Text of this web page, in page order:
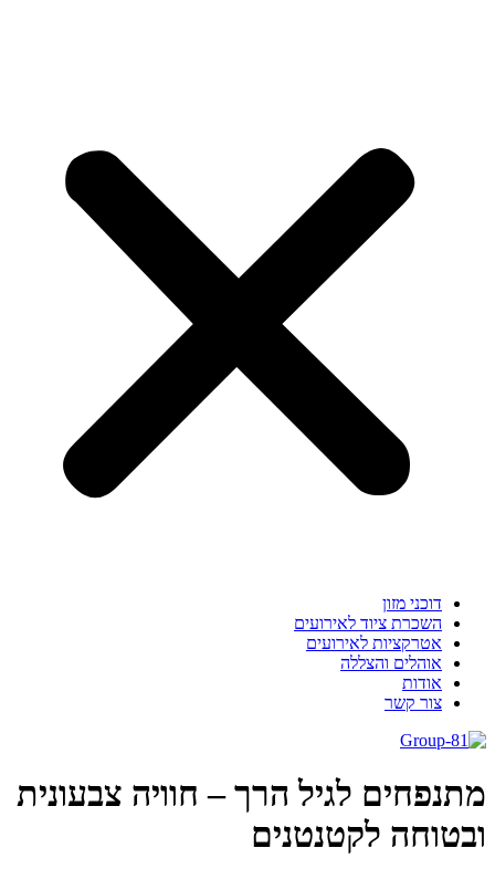
דוכני מזון
השכרת ציוד לאירועים
אטרקציות לאירועים
אוהלים והצללה
אודות
צור קשר
מתנפחים לגיל הרך – חוויה צבעונית
ובטוחה לקטנטנים